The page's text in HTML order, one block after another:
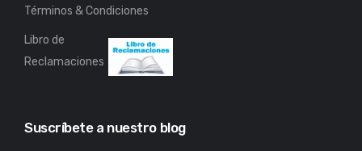
Términos & Condiciones
Libro de
Reclamaciones
Suscríbete a nuestro blog